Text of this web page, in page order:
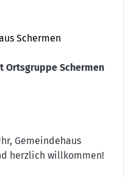
Schermen
Ortsgruppe Schermen
Gemeindehaus
herzlich willkommen!